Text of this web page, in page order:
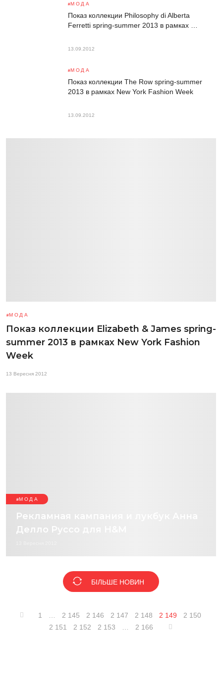
МОДА
Показ коллекции Philosophy di Alberta
Ferretti spring-summer 2013 в рамках …
13.09.2012
МОДА
Показ коллекции The Row spring-summer
2013 в рамках New York Fashion Week
13.09.2012
МОДА
Показ коллекции Elizabeth & James spring-
summer 2013 в рамках New York Fashion
Week
13 Вересня 2012
МОДА
Рекламная кампания и лукбук Анна
Делло Руссо для H&M
БІЛЬШЕ НОВИН
1 2 145 2 146 2 147 2 148 2 149
2 150
2 151
2 152 2 153 2 166